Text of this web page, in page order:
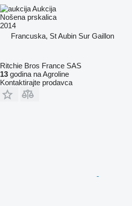
Aukcija
Nošena prskalica
2014
Francuska, St Aubin Sur Gaillon
Ritchie Bros France SAS
13 godina na Agroline
Kontaktirajte prodavca